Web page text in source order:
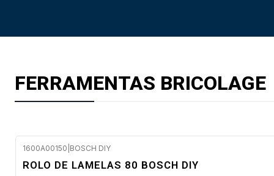
FERRAMENTAS BRICOLAGE
1600A00150 BOSCH DIY
ROLO DE LAMELAS 80 BOSCH DIY